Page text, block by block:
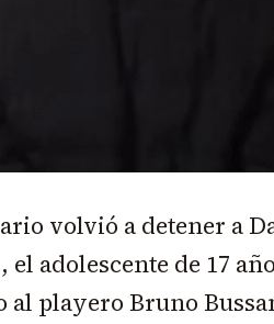
volvió a detener a
adolescente de 17
al playero Bruno